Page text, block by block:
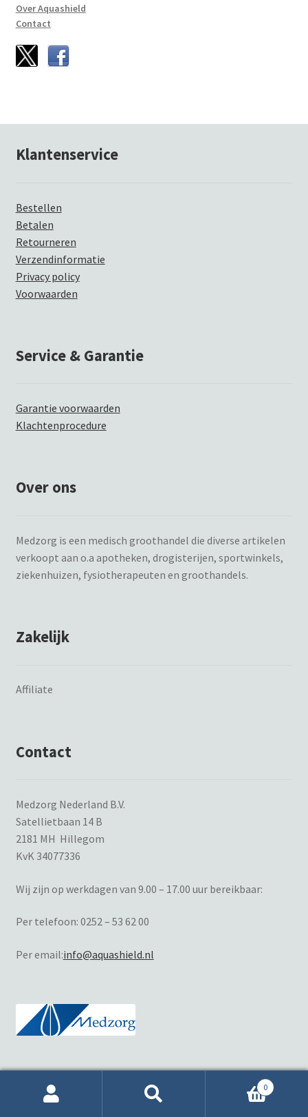
Over Aquashield
Contact
Klantenservice
Bestellen
Betalen
Retourneren
Verzendinformatie
Privacy policy
Voorwaarden
Service & Garantie
Garantie voorwaarden
Klachtenprocedure
Over ons
Medzorg is een medisch groothandel die diverse artikelen
verkoopt aan o.a apotheken, drogisterijen, sportwinkels,
ziekenhuizen, fysiotherapeuten en groothandels.
Zakelijk
Affiliate
Contact
Medzorg Nederland B.V.
Satellietbaan 14 B
2181 MH Hillegom
KvK 34077336
Wij zijn op werkdagen van 9.00 – 17.00 uur bereikbaar:
Per telefoon: 0252 – 53 62 00
Per email:info@aquashield.nl
0